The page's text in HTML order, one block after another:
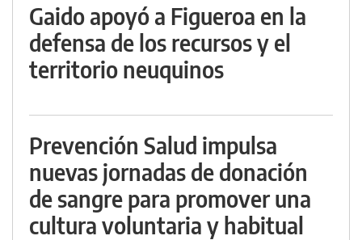
Gaido apoyó a Figueroa en la
defensa de los recursos y el
territorio neuquinos
Prevención Salud impulsa
nuevas jornadas de donación
de sangre para promover una
cultura voluntaria y habitual